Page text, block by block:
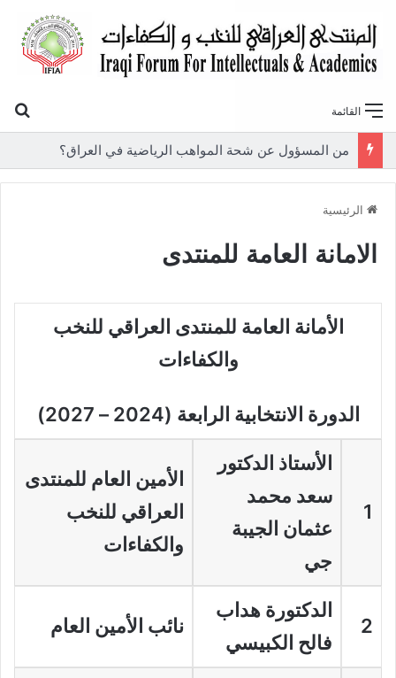
القائمة
من المسؤول عن شحة المواهب الرياضية في العراق؟
الرئيسية
الامانة العامة للمنتدى
الأمانة العامة للمنتدى العراقي للنخب
والكفاءات
الدورة الانتخابية الرابعة (2024 – 2027)
1
الأستاذ الدكتور
سعد محمد
عثمان الجيبة
جي
الأمين العام للمنتدى
العراقي للنخب
والكفاءات
2
الدكتورة هداب
فالح الكبيسي
نائب الأمين العام